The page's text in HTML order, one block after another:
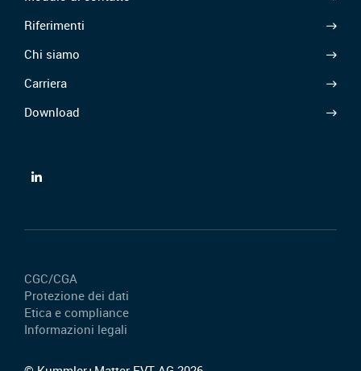
Riferimenti
Chi siamo
Carriera
Download
CGC/CGA
Protezione dei dati
Etica e compliance
Informazioni legali